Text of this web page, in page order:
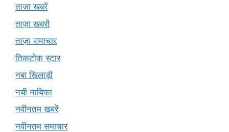
ताजा खबरें
ताज़ा खबरों
ताज़ा समाचार
तिकटोक स्टार
नबा खिलाड़ी
नयी नायिका
नवीनतम खबरें
नवीनतम समाचार